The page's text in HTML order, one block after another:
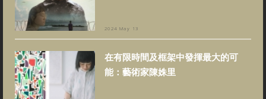
2024 May 13
在有限時間及框架中發揮最大的可
能：藝術家陳姝里